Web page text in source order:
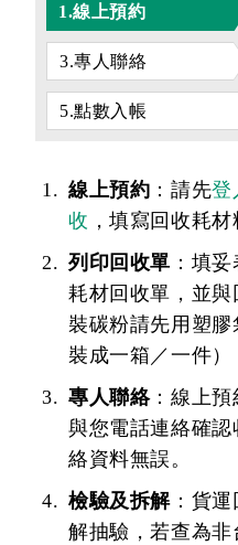
1.線上預約
3.專人聯絡
5.點數入帳
線上預約 ：請先登
收 ，填寫回收耗
列印回收單 ：填
耗材回收單，並
裝碳粉請先用塑
裝成一箱／一件）
專人聯絡：線上預
與您電話連絡確
絡資料無誤。
檢驗及拆解 ：貨
解抽驗，若查為非